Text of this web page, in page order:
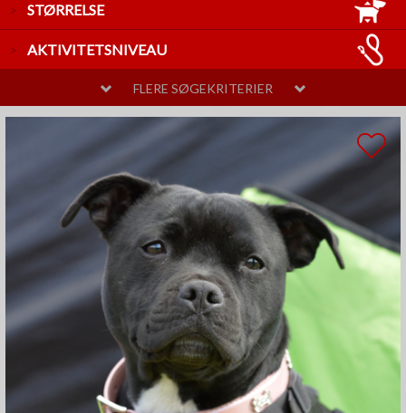
STØRRELSE
LILLE
AKTIVITETSNIVEAU
MELLEM
MELLEM
MEGET
TEMPERAMENT
MELLEM
SELVSTÆNDIG
ANDRE EGENSKABER
GOD TIL AGILITY
GOD TIL ÆLDRE
BØRNEVENLIG
JAGTHUND
BRUGSHUND
GØR SJÆLDENT
FLERE SØGEKRITERIER